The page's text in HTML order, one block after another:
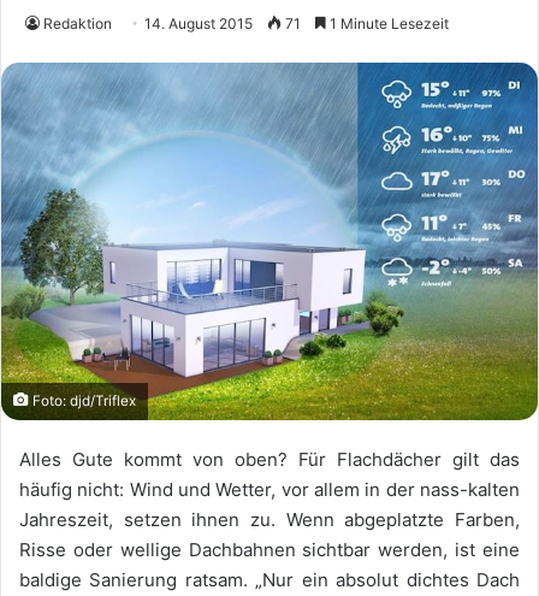
Redaktion 14. August 2015 71 1 Minute Lesezeit
Foto: djd/Triflex
Alles Gute kommt von oben? Für Flachdächer gilt das
häufig nicht: Wind und Wetter, vor allem in der nass-kalten
Jahreszeit, setzen ihnen zu. Wenn abgeplatzte Farben,
Risse oder wellige Dachbahnen sichtbar werden, ist eine
baldige Sanierung ratsam. „Nur ein absolut dichtes Dach